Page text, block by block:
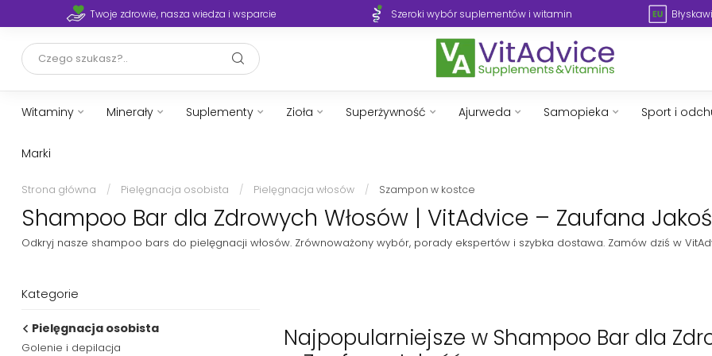
Twoje zdrowie, nasza wiedza i wsparcie Szeroki wybór suplementów i witamin
Witaminy Minerały Suplementy Zioła Superżywność Ajurweda Samopieka Sport i
Marki
Strona główna / Pielęgnacja osobista / Pielęgnacja włosów / Szampon w kostce
Shampoo Bar dla Zdrowych Włosów | VitAdvice – Zaufana
Odkryj nasze shampoo bars do pielęgnacji włosów. Zrównoważony wybór, porady ekspertów i szybka dostawa. Zamów dziś w
Kategorie
Pielęgnacja osobista
Golenie i depilacja
Najpopularniejsze w Shampoo Bar dla